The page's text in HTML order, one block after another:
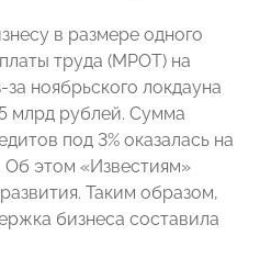
в размере одного
труда (МРОТ) на
ноябрьского локдауна
млрд рублей. Сумма
под 3% оказалась на
Об этом «Известиям»
Таким образом,
бизнеса составила